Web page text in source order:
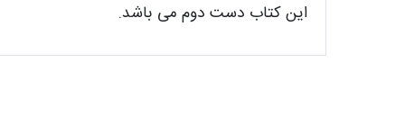
این کتاب دست دوم می باشد.